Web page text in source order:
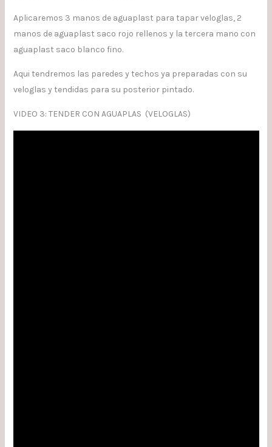
Aplicaremos 3 manos de aguaplast para tapar veloglas, 2
manos de aguaplast saco rojo rellenos y la tercera mano con
aguaplast saco blanco fino.
Aqui tendremos las paredes y techos ya preparadas con su
veloglas y tendidas para su posterior pintado.
VIDEO 3: TENDER CON AGUAPLAS (VELOGLAS)